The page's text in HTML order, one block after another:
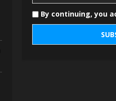
By continuing, you